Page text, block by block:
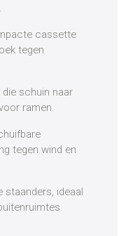
cassette
tegen
schuin naar
ramen.
tegen wind en
ideaal